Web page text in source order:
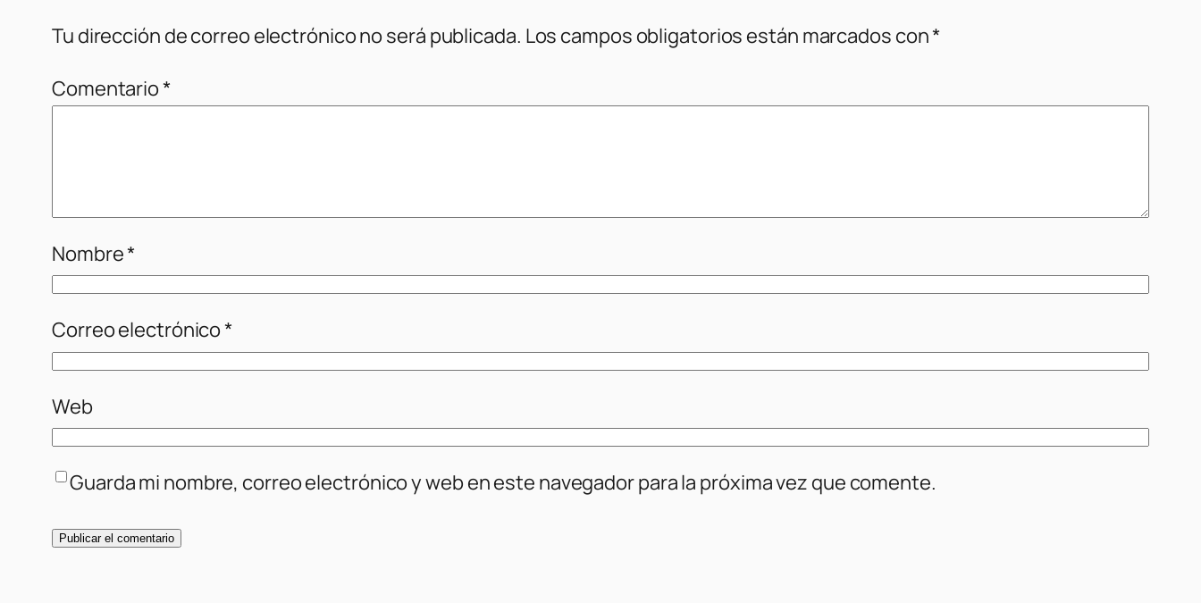
Tu dirección de correo electrónico no será publicada. Los campos obligatorios están marcados con*
Comentario*
Nombre*
Correo electrónico*
Web
Guarda mi nombre, correo electrónico y web en este navegador para la próxima vez que comente.